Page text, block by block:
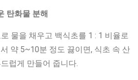
탄화물 분해
물을 채우고 백식초를 1 : 1 비율로
약 5~10분 정도 끓이면, 식초 속 산
럽게 만들어 줍니다.